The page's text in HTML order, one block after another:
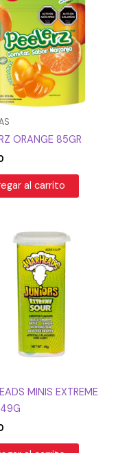
ORANGE 85GR
al carrito
MINIS EXTREME